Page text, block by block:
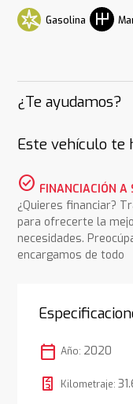
Gasolina
¿Te ayudamos?
Este vehículo te
check_circle FINANCIACIÓN A
¿Quieres financiar?
para ofrecerte la
necesidades.
encargamos de todo
calendar_today Año: 2020
Kilometraje: